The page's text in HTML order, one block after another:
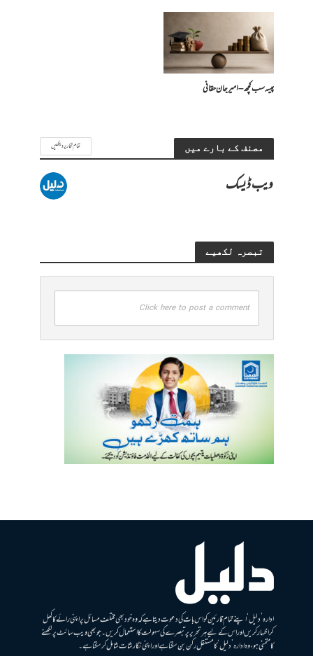
پیسہ سب کچھ – امیرجان حقانی
مصنف کے بارے میں تمام تحاریر دیکھیں
ویب ڈیسک
تبصرہ لکھیے
Click here to post a comment
ادارہ ’دلیل‘ اپنے تمام قارئین کو اس بات کی دعوت دیتا ہے کہ وہ خود بھی مختلف مسائل پر اپنی رائے کا کھل
کر اظہار کریں اور اس کے لیے ہر تحریر پر تبصرے کی سہولت کا استعمال کریں۔ جو بھی ویب سائٹ پر لکھنے
کا متمنی ہو، وہ ادارہ ’دلیل‘ کا مستقل رکن بن سکتا ہے اور اپنی نگارشات شامل کرسکتا ہے۔